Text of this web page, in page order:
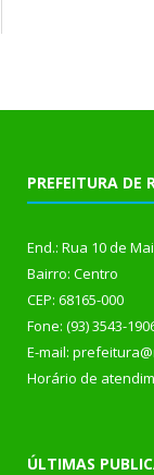
PREFEITURA DE
End.: Rua 10 de
Bairro: Centro
CEP: 68165-000
Fone: (93) 3543-
E-mail:
Horário de
ÚLTIMAS